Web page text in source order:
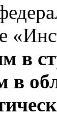
в
в